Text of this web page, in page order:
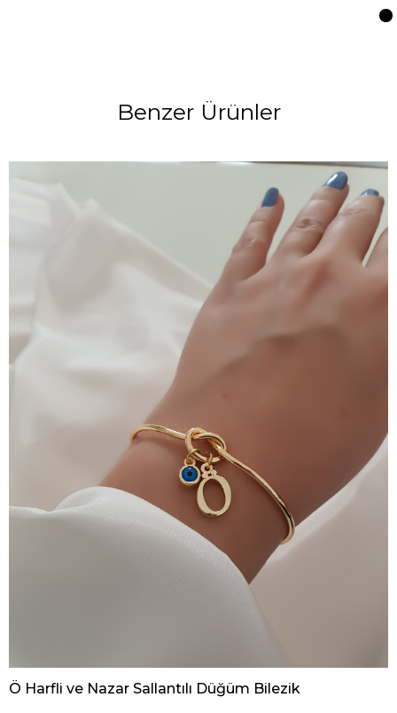
Benzer Ürünler
Ö Harfli ve Nazar Sallantılı Düğüm Bilezik